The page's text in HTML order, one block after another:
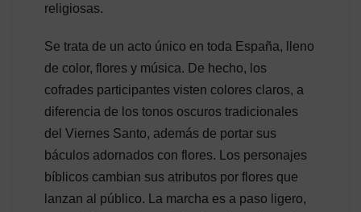
religiosas.
Se trata de un acto único en toda España, lleno
de color, flores y música. De hecho, los
cofrades participantes visten colores claros, a
diferencia de los tonos oscuros tradicionales
del Viernes Santo, además de portar sus
báculos adornados con flores. Los personajes
bíblicos cambian sus atributos por flores que
lanzan al público. La marcha es a paso ligero,